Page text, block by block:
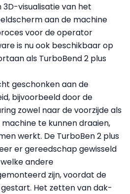
visualisatie van het
aan de machine
voor de operator
is nu ook beschikbaar op
als TurboBend 2 plus
geschonken aan de
bijvoorbeeld door de
zowel naar de voorzijde als
te kunnen draaien,
werkt. De TurboBen 2 plus
er gereedschap gewisseld
andere
zijn, voordat de
Het zetten van dak-